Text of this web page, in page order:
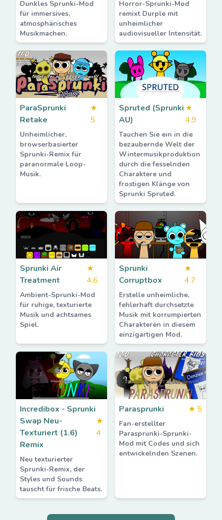
Dunkles Sprunki-Mod
für immersives,
atmosphärisches
Musikmachen.
Horror-Sprunki-Mod
remixt Durple mit
unheimlicher
audiovisueller Intensität.
ParaSprunki
Retake
★
5
Unheimlicher,
browserbasierter
Sprunki-Remix für
paranormale Loop-
Musik.
Spruted (Sprunki
AU)
★
4.9
Tauchen Sie ein in die
bezaubernde Welt der
Wintermusikproduktion
durch die fesselnden
Charaktere und
frostigen Klänge von
Sprunki Spruted.
Sprunki Air
Treatment
★
4.6
Ambient-Sprunki-Mod
für ruhige, texturierte
Musik und achtsames
Spiel.
Sprunki
Corruptbox
★
4.7
Erstelle unheimliche,
fehlerhaft durchsetzte
Musik mit korrumpierten
Charakteren in diesem
einzigartigen Mod.
Incredibox - Sprunki
Swap Neu-
Texturiert (1.6)
Remix
★
4
Neu texturierter
Sprunki-Remix, der
Styles und Sounds
tauscht für frische Beats.
Parasprunki ★ 5
Fan-erstellter
Parasprunki-Sprunki-
Mod mit Codes und sich
entwickelnden Szenen.